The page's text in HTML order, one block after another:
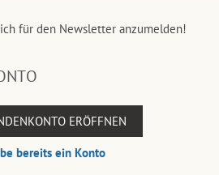
für den Newsletter anzumelden!
ERÖFFNEN
bereits ein Konto